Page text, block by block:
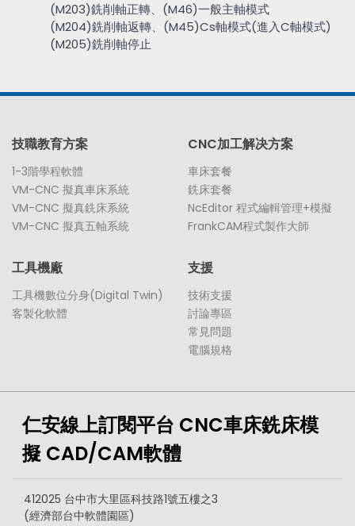
(M203)銑削軸正轉、(M46)一般主軸模式
(M204)銑削軸返轉、(M45)Cs軸模式(進入C軸模式)
(M205)銑削軸停止
技職教育方案
1-3階學程軟體
VM-CNC 擬真車床系統
VM-CNC 擬真銑床系統
VM-CNC 擬真五軸系統
CNC加工解决方案
車床套餐
銑床套餐
NcEditor 程式編輯管理+模擬
FrankCAM程式製作大師
工具機廠
工具機數位分身(Digital Twin)
客製化軟體
支援
技術支援
討論專區
常見問題
電腦規格
仁安線上訂閱平台 CNC車床銑床模
擬 CAD/CAM軟體
412025 台中市大里區科技路1號五樓之3
(經濟部台中軟體園區)